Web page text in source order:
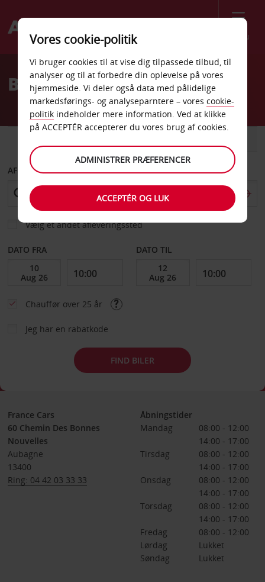
Menu
Welcome
AvisBilleje Aubagne
AFHENT FRA
Vælg et andet afleveringssted
DATO FRA DATO TIL
Chauffør over 25 år
Jeg har en rabatkode
FIND BILER
France Cars
60 Chemin Des Bonnes
Nouvelles
Aubagne
13400
Ring: 04 42 03 33 33
Åbningstider
Mandag
08:00 - 12:00
14:00 - 17:00
Tirsdag
08:00 - 12:00
14:00 - 17:00
Onsdag
08:00 - 12:00
14:00 - 17:00
Torsdag
08:00 - 12:00
14:00 - 17:00
Fredag
08:00 - 12:00
Lørdag
Lukket
Søndag
Lukket
Vores cookie-politik
Vi bruger cookies til at vise dig tilpassede tilbud, til
analyser og til at forbedre din oplevelse på vores
hjemmeside. Vi deler også data med pålidelige
markedsførings- og analyseparntere – vores cookie-
politik indeholder mere information. Ved at klikke
på ACCEPTÉR accepterer du vores brug af cookies.
ADMINISTRER PRÆFERENCER
ACCEPTÉR OG LUK